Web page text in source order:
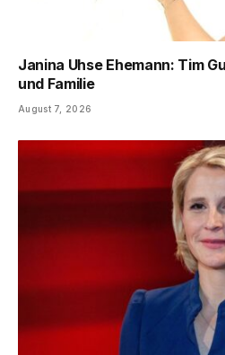
Janina Uhse Ehemann: Tim
und Familie
August 7, 2026